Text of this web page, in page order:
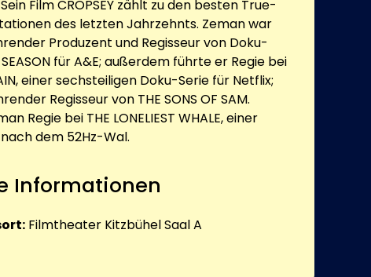
Film CROPSEY zählt zu den besten True-
des letzten Jahrzehnts. Zeman war
Produzent und Regisseur von Doku-
SEASON für A&E; außerdem führte er Regie bei
einer sechsteiligen Doku-Serie für Netflix;
Regisseur von THE SONS OF SAM.
Regie bei THE LONELIEST WHALE, einer
dem 52Hz-Wal.
Informationen
Filmtheater Kitzbühel Saal A